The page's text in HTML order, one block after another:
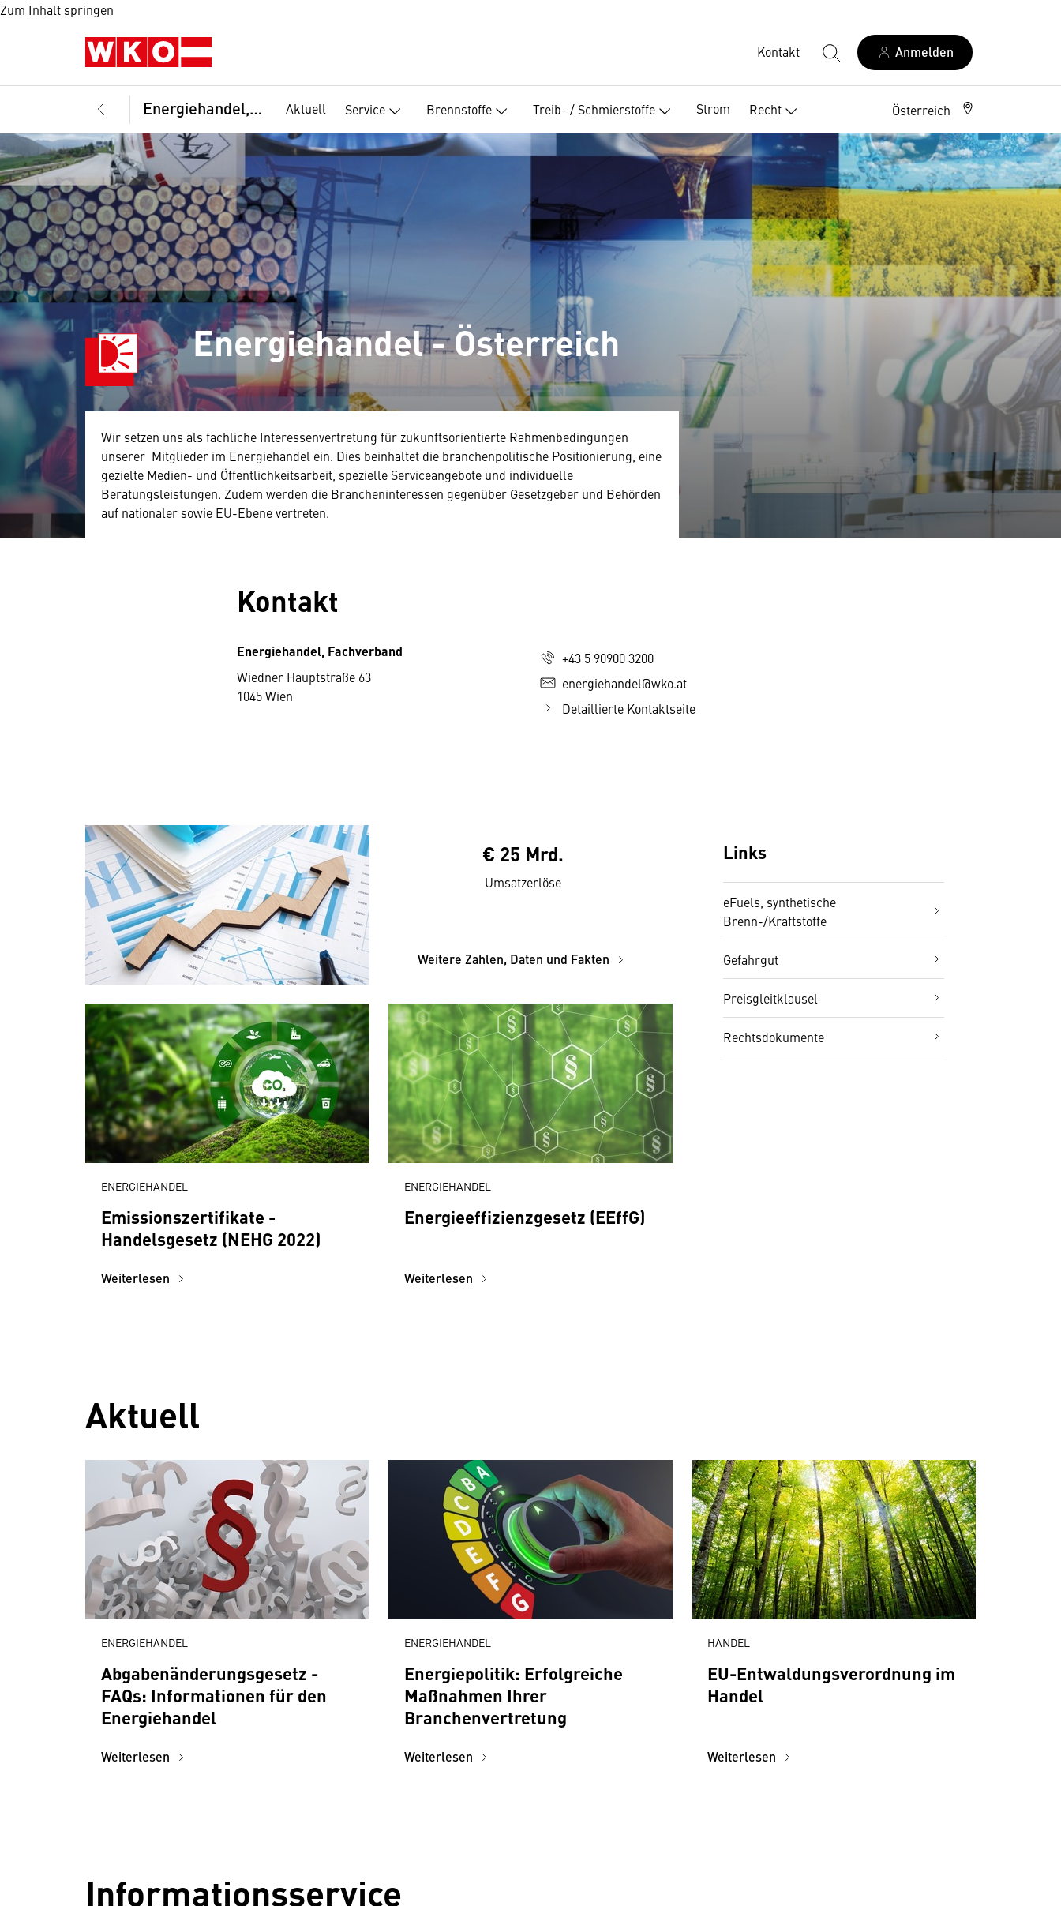
Zum Inhalt springen
Kontakt Anmelden
Energiehandel, Fachverband Aktuell Service Brennstoffe Treib- / Schmierstoffe Strom Recht Österreich
Energiehandel - Österreich
Wir setzen uns als fachliche Interessenvertretung für zukunftsorientierte Rahmenbedingungen
unserer Mitglieder im Energiehandel ein. Dies beinhaltet die branchenpolitische Positionierung, eine
gezielte Medien- und Öffentlichkeitsarbeit, spezielle Serviceangebote und individuelle
Beratungsleistungen. Zudem werden die Brancheninteressen gegenüber Gesetzgeber und Behörden
auf nationaler sowie EU-Ebene vertreten.
Kontakt
Energiehandel, Fachverband
Wiedner Hauptstraße 63
1045 Wien
+43 5 90900 3200
energiehandel@wko.at
Detaillierte Kontaktseite
€ 25 Mrd.
Umsatzerlöse
Weitere Zahlen, Daten und Fakten
ENERGIEHANDEL
Emissionszertifikate -
Handelsgesetz (NEHG 2022)
Weiterlesen
ENERGIEHANDEL
Energieeffizienzgesetz (EEffG)
Weiterlesen
Links
eFuels, synthetische
Brenn-/Kraftstoffe
Gefahrgut
Preisgleitklausel
Rechtsdokumente
Aktuell
ENERGIEHANDEL
Abgabenänderungsgesetz -
FAQs: Informationen für den
Energie­handel
Weiterlesen
ENERGIEHANDEL
Energiepolitik: Erfolgreiche
Maßnahmen Ihrer
Branchenvertretung
Weiterlesen
HANDEL
EU-Entwaldungsverordnung im
Handel
Weiterlesen
Informationsservice